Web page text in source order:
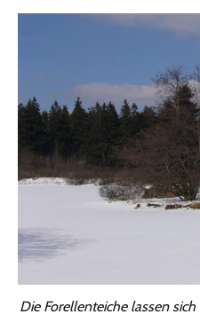
Die Forellenteiche lassen